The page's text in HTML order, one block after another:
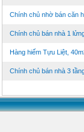
Chính chủ nhờ bán căn
Chính chủ bán nhà 1
Hàng hiếm Tựu Liệt,
Chính chủ bán nhà 3